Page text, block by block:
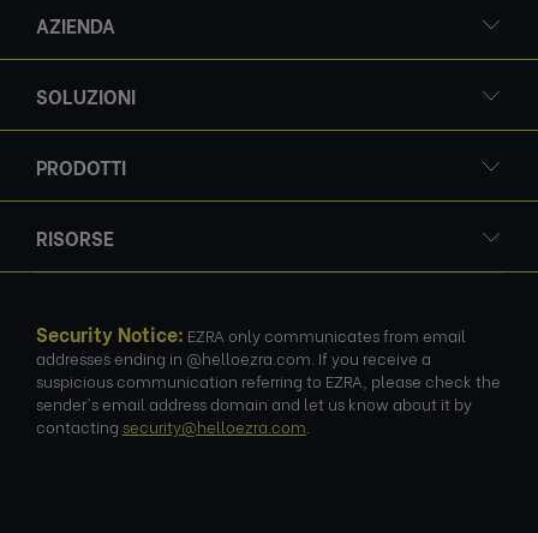
AZIENDA
SOLUZIONI
PRODOTTI
RISORSE
Security Notice: EZRA only communicates from email
addresses ending in @helloezra.com. If you receive a
suspicious communication referring to EZRA, please check the
sender's email address domain and let us know about it by
contacting security@helloezra.com